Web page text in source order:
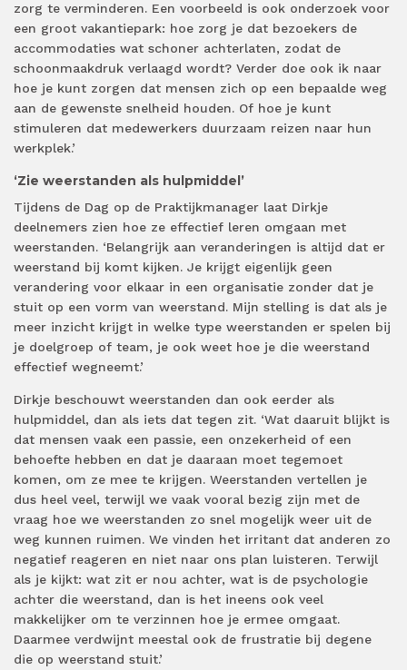
zorg te verminderen. Een voorbeeld is ook onderzoek voor
een groot vakantiepark: hoe zorg je dat bezoekers de
accommodaties wat schoner achterlaten, zodat de
schoonmaakdruk verlaagd wordt? Verder doe ook ik naar
hoe je kunt zorgen dat mensen zich op een bepaalde weg
aan de gewenste snelheid houden. Of hoe je kunt
stimuleren dat medewerkers duurzaam reizen naar hun
werkplek.’
‘Zie weerstanden als hulpmiddel’
Tijdens de Dag op de Praktijkmanager laat Dirkje
deelnemers zien hoe ze effectief leren omgaan met
weerstanden. ‘Belangrijk aan veranderingen is altijd dat er
weerstand bij komt kijken. Je krijgt eigenlijk geen
verandering voor elkaar in een organisatie zonder dat je
stuit op een vorm van weerstand. Mijn stelling is dat als je
meer inzicht krijgt in welke type weerstanden er spelen bij
je doelgroep of team, je ook weet hoe je die weerstand
effectief wegneemt.’
Dirkje beschouwt weerstanden dan ook eerder als
hulpmiddel, dan als iets dat tegen zit. ‘Wat daaruit blijkt is
dat mensen vaak een passie, een onzekerheid of een
behoefte hebben en dat je daaraan moet tegemoet
komen, om ze mee te krijgen. Weerstanden vertellen je
dus heel veel, terwijl we vaak vooral bezig zijn met de
vraag hoe we weerstanden zo snel mogelijk weer uit de
weg kunnen ruimen. We vinden het irritant dat anderen zo
negatief reageren en niet naar ons plan luisteren. Terwijl
als je kijkt: wat zit er nou achter, wat is de psychologie
achter die weerstand, dan is het ineens ook veel
makkelijker om te verzinnen hoe je ermee omgaat.
Daarmee verdwijnt meestal ook de frustratie bij degene
die op weerstand stuit.’